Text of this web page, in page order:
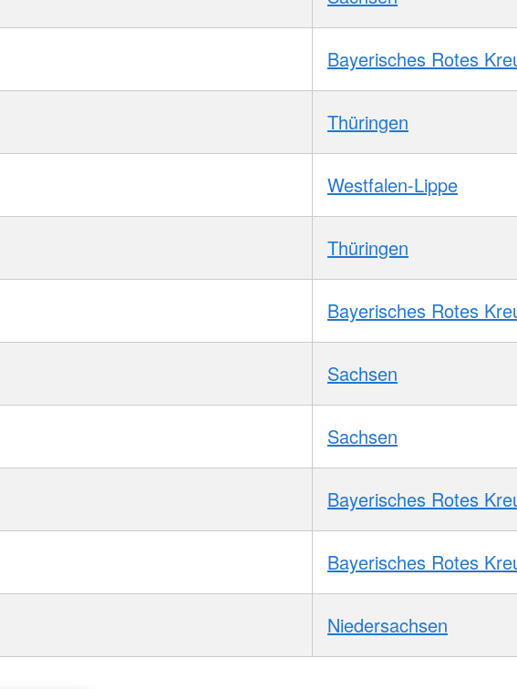
Bayerisches Rotes
Thüringen
Westfalen-Lippe
Thüringen
Bayerisches Rotes
Sachsen
Sachsen
Bayerisches Rotes
Bayerisches Rotes
Niedersachsen